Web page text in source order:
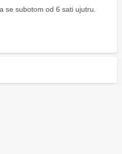
se subotom od 6 sati ujutru.